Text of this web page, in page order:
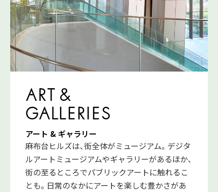
ART &
GALLERIES
アート & ギャラリー
麻布台ヒルズは、街全体がミュージアム。デジタ
ルアートミュージアムやギャラリーがあるほか、
街の至るところでパブリックアートに触れるこ
とも。日常のなかにアートを楽しむ豊かさがあ